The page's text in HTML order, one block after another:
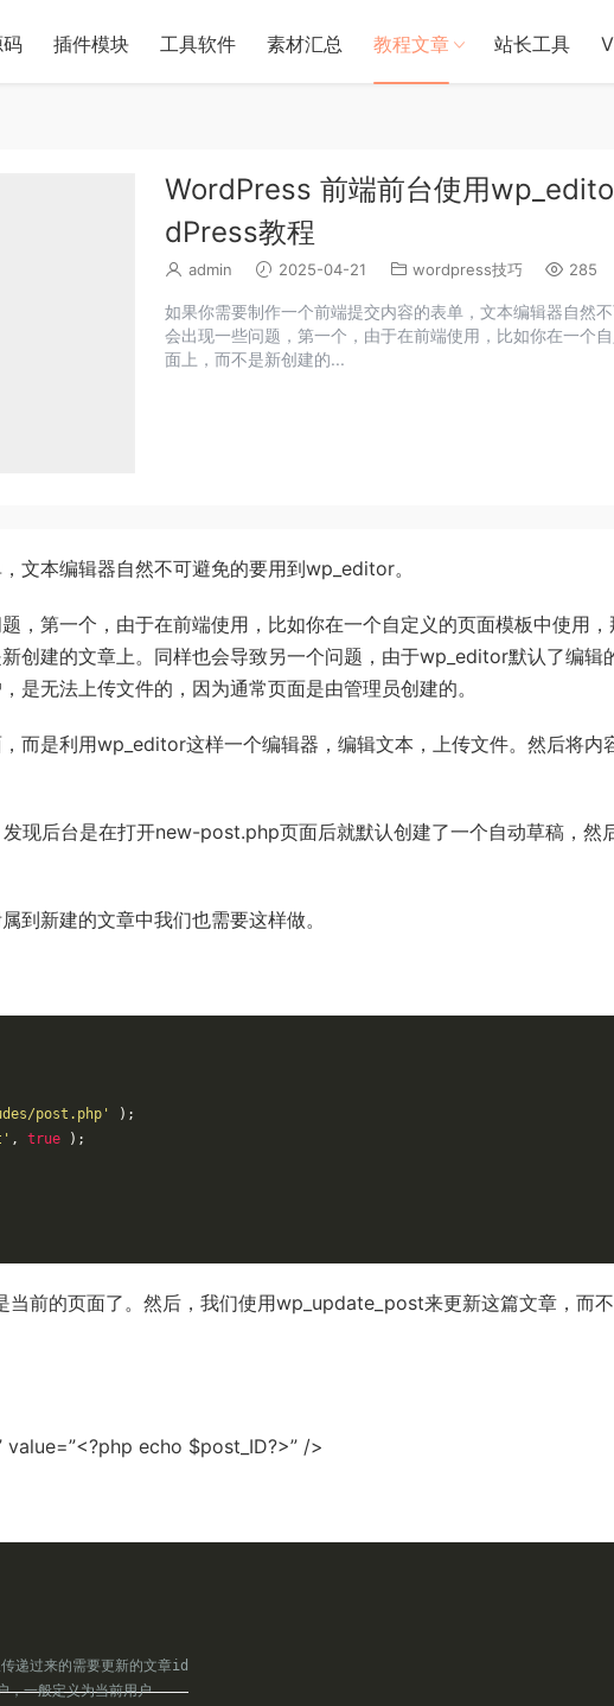
插件模块 工具软件 素材汇总 教程文章 站长工具
WordPress 前端前台使用
dPress教程
admin 2025-04-21 wordpress技巧 285
如果你需要制作一个前端提交内容的表单，文本编辑器自然
会出现一些问题，第一个，由于在前端使用，比如你在一个
面上，而不是新创建的...
文本编辑器自然不可避免的要用到wp_editor。
，第一个，由于在前端使用，比如你在一个自定义的页面模板中使用，
创建的文章上。同样也会导致另一个问题，由于wp_editor默认了编辑
是无法上传文件的，因为通常页面是由管理员创建的。
而是利用wp_editor这样一个编辑器，编辑文本，上传文件。然后将内
现后台是在打开new-post.php页面后就默认创建了一个自动草稿，然
到新建的文章中我们也需要这样做。
post.php' ) ;
, true ) ;
前的页面了。然后，我们使用wp_update_post来更新这篇文章，而
echo $post_ID?>” />
递过来的需要更新的文章id
一般定义为当前用户